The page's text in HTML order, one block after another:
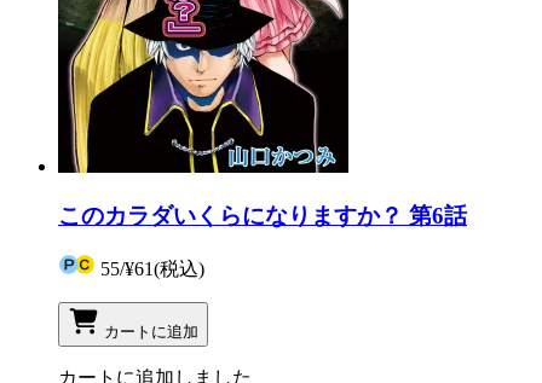
このカラダいくらになりますか？ 第6話
55/¥61(税込)
カートに追加
カートに追加しました